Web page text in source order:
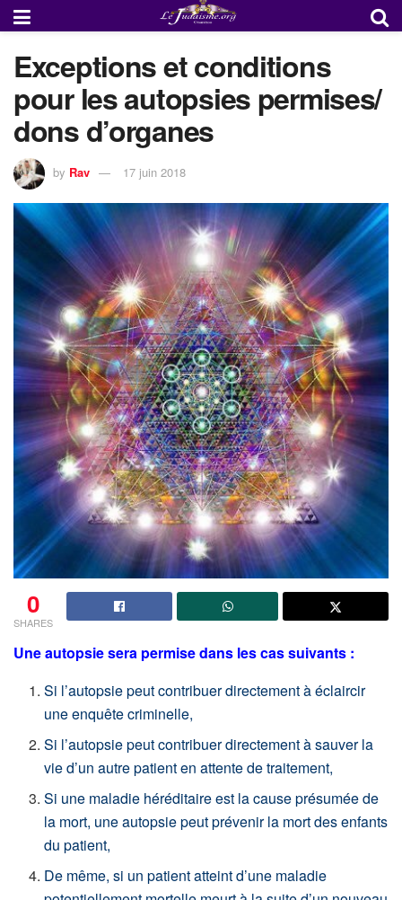
Exceptions et conditions
pour les autopsies permises/
dons d’organes
by Rav 17 juin 2018
0
SHARES
Une autopsie sera permise dans les cas suivants :
Si l’autopsie peut contribuer directement à éclaircir
une enquête criminelle,
Si l’autopsie peut contribuer directement à sauver la
vie d’un autre patient en attente de traitement,
Si une maladie héréditaire est la cause présumée de
la mort, une autopsie peut prévenir la mort des enfants
du patient,
De même, si un patient atteint d’une maladie